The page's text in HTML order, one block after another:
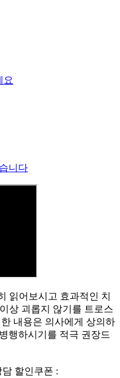
요
니다
읽어보시고 효과적인 치
상 괴롭지 않기를 트로스
내용은 의사에게 상의하
행하시기를 적극 권장드
할인쿠폰 :